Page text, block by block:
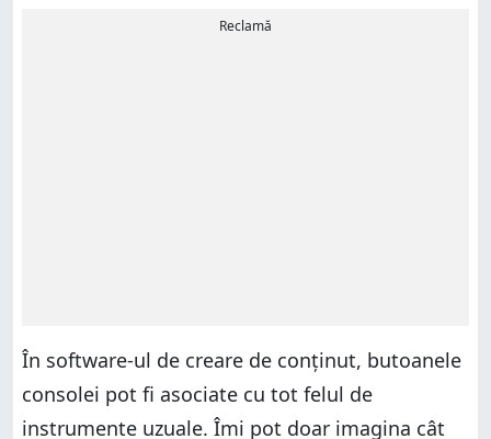
Reclamă
În software-ul de creare de conținut, butoanele
consolei pot fi asociate cu tot felul de
instrumente uzuale. Îmi pot doar imagina cât